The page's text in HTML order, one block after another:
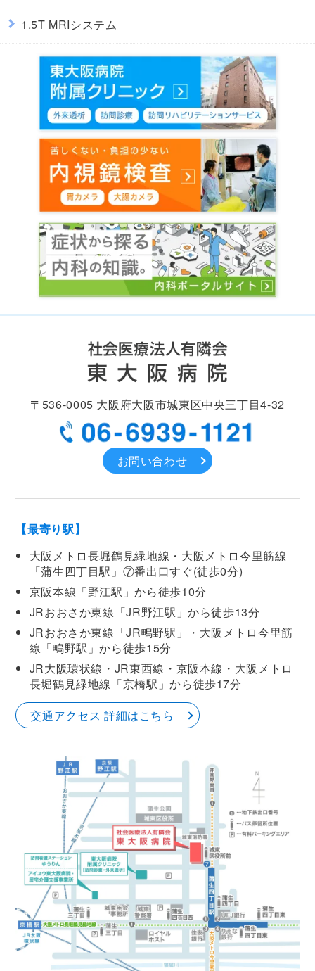
1.5T MRIシステム
〒536-0005 大阪府大阪市城東区中央三丁目4-32
お問い合わせ
【最寄り駅】
大阪メトロ長堀鶴見緑地線・大阪メトロ今里筋線
「蒲生四丁目駅」⑦番出口すぐ(徒歩0分)
京阪本線「野江駅」から徒歩10分
JRおおさか東線「JR野江駅」から徒歩13分
JRおおさか東線「JR鴫野駅」・大阪メトロ今里筋
線「鴫野駅」から徒歩15分
JR大阪環状線・JR東西線・京阪本線・大阪メトロ
長堀鶴見緑地線「京橋駅」から徒歩17分
交通アクセス 詳細はこちら